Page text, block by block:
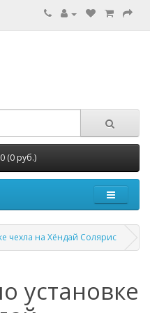
(0 руб.)
чехла на Хёндай Солярис
установке